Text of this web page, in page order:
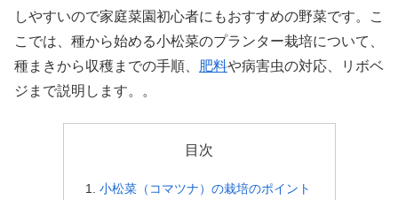
しやすいので家庭菜園初心者にもおすすめの野菜です。こ
こでは、種から始める小松菜のプランター栽培について、
種まきから収穫までの手順、 肥料や病害虫の対応、リボベ
ジまで説明します。。
目次
小松菜（コマツナ）の栽培のポイント